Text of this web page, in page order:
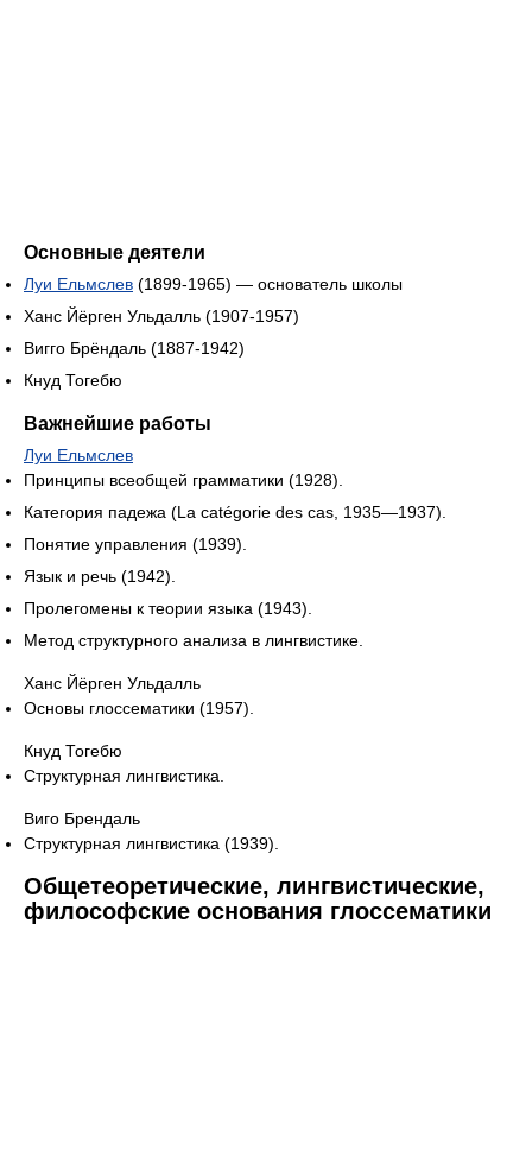
Основные деятели
Луи Ельмслев (1899-1965) — основатель школы
Ханс Йёрген Ульдалль (1907-1957)
Вигго Брёндаль (1887-1942)
Кнуд Тогебю
Важнейшие работы
Луи Ельмслев
Принципы всеобщей грамматики (1928).
Категория падежа (La catégorie des cas , 1935—1937).
Понятие управления (1939).
Язык и речь (1942).
Пролегомены к теории языка (1943).
Метод структурного анализа в лингвистике.
Ханс Йёрген Ульдалль
Основы глоссематики (1957).
Кнуд Тогебю
Структурная лингвистика.
Виго Брендаль
Структурная лингвистика (1939).
Общетеоретические, лингвистические,
философские основания глоссематики